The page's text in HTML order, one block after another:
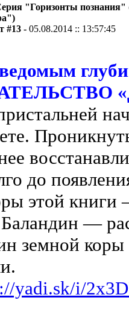
"Горизонты познания"
#13 -05.08.2014 :: 13:57:45
до
этой книги
—
земной
yadi.sk/i/